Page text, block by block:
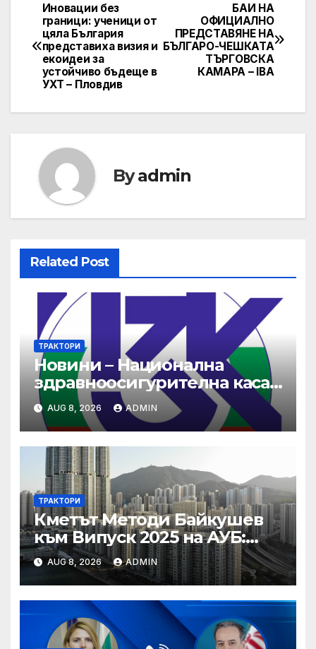
Post
navigation
БАИ НА
ОФИЦИАЛНО
ПРЕДСТАВЯНЕ НА
БЪЛГАРО-ЧЕШКАТА
ТЪРГОВСКА
КАМАРА – IBA
Иновации без
граници: ученици от
цяла България
представиха визия и
екоидеи за
устойчиво бъдеще в
УХТ – Пловдив
Byadmin
Related Post
ТРАКТОРИ
Новини – Национална
здравноосигурителна каса
(НЗОК)
AUG 8, 2026 ADMIN
ТРАКТОРИ
Кметът Методи Байкушев
към Випуск 2025 на АУБ:
“Помнете Благоевград и се
връщайте тук!”
AUG 8, 2026 ADMIN